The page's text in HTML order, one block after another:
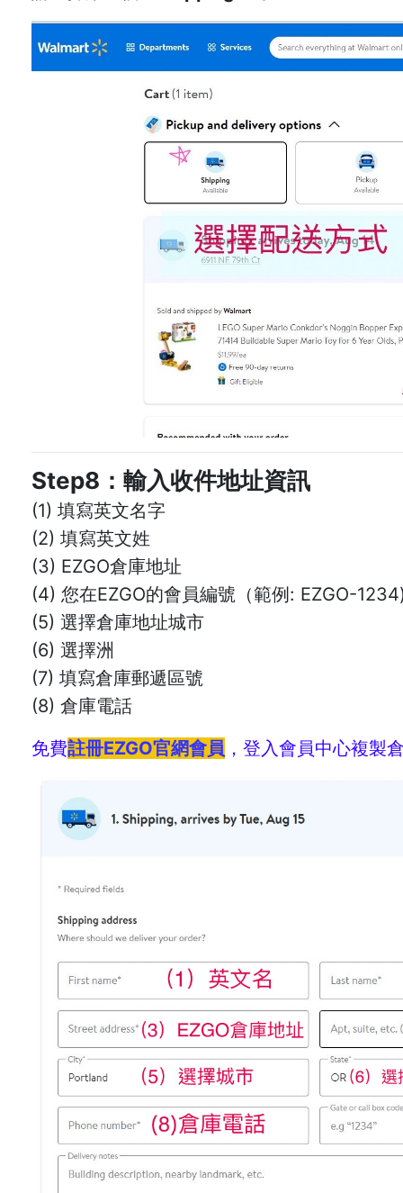
Step8：輸入收件地址資訊
(1) 填寫英文名字
(2) 填寫英文姓
(3) EZGO倉庫地址
(4) 您在EZGO的會員編號（範例: EZGO-
(5) 選擇倉庫地址城市
(6) 選擇洲
(7) 填寫倉庫郵遞區號
(8) 倉庫電話
免費註冊EZGO官網會員 ，登入會員中心複製